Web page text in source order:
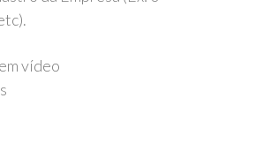
vídeo